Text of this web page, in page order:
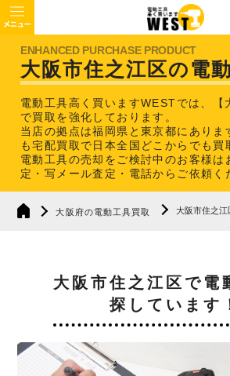
大阪市住之江区の電
電動工具高く買いますWESTでは、【
で買取を強化しております。
当店の拠点は福岡県と東京都にありま
も宅配買取で日本全国どこからでも買
電動工具の売却をご検討中のお客様は
定・写メール査定・電話からご依頼く
大阪府の電動工具買取 大阪市住之江
大阪市住之江区で電
探しています